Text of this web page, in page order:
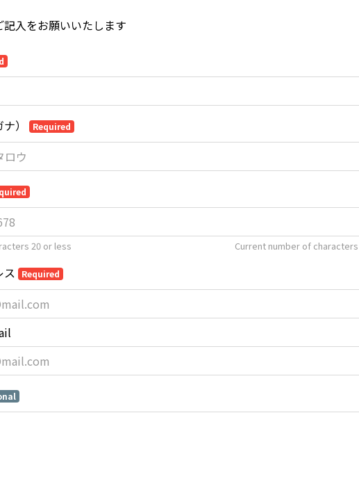
記入をお願いいたします
） Required
20 or less Current number of characters
ス Required